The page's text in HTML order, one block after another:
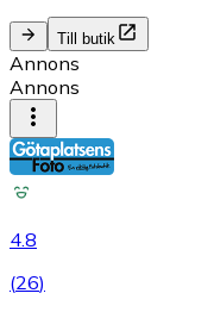
Till butik
Annons
Annons
4.8
(26)